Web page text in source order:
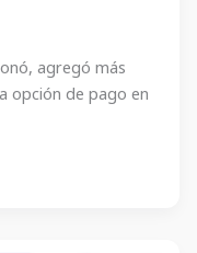
agregó más
opción de pago en